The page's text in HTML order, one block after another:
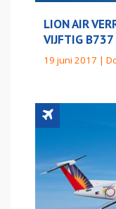
LION AIR
VIJFTIG
19 juni 2017 |